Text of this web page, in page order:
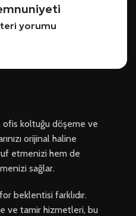
yorumu
koltuğu döşeme ve
orijinal haline
etmenizi hem de
sağlar.
beklentisi farklıdır.
ve tamir hizmetleri, bu